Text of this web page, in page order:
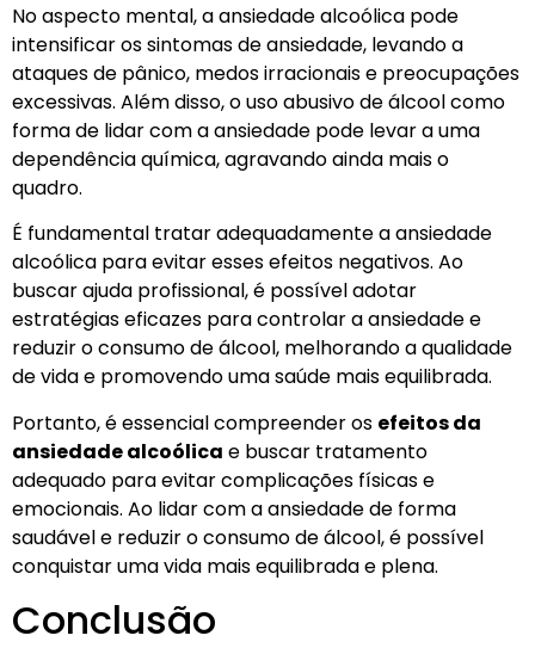
No aspecto mental, a ansiedade alcoólica pode
intensificar os sintomas de ansiedade, levando a
ataques de pânico, medos irracionais e preocupações
excessivas. Além disso, o uso abusivo de álcool como
forma de lidar com a ansiedade pode levar a uma
dependência química, agravando ainda mais o
quadro.
É fundamental tratar adequadamente a ansiedade
alcoólica para evitar esses efeitos negativos. Ao
buscar ajuda profissional, é possível adotar
estratégias eficazes para controlar a ansiedade e
reduzir o consumo de álcool, melhorando a qualidade
de vida e promovendo uma saúde mais equilibrada.
Portanto, é essencial compreender os efeitos da
ansiedade alcoólica e buscar tratamento
adequado para evitar complicações físicas e
emocionais. Ao lidar com a ansiedade de forma
saudável e reduzir o consumo de álcool, é possível
conquistar uma vida mais equilibrada e plena.
Conclusão